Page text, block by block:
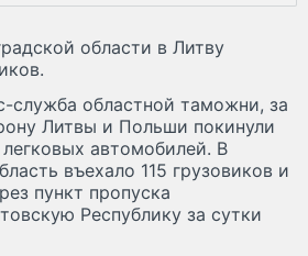
области в Литву
служба областной таможни, за
Литвы и Польши покинули
автомобилей. В
въехало 115 грузовиков и
пункт пропуска
Республику за сутки